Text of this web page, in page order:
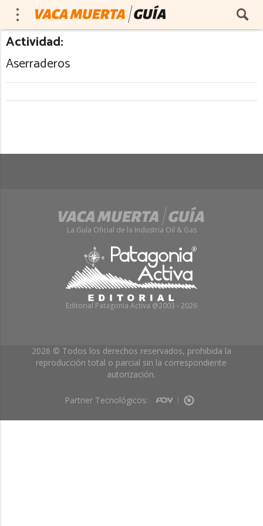
Actividad:
Aserraderos
La Guía Oficial de la Industria Oil & Gas
Editorial Patagonia Activa @2003 - 2026
2026 © Todos los derechos reservados, prohibida la
reproducción total o parcial sin la correspondiente
autorización.
Partner Tecnológicos: